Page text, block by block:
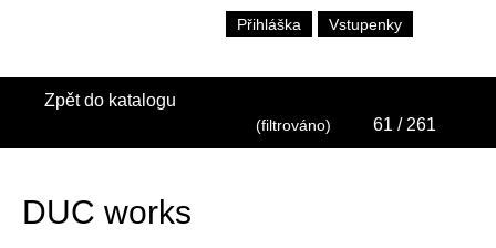
Přihláška Vstupenky
Zpět do katalogu
(filtrováno) 61 / 261
DUC works